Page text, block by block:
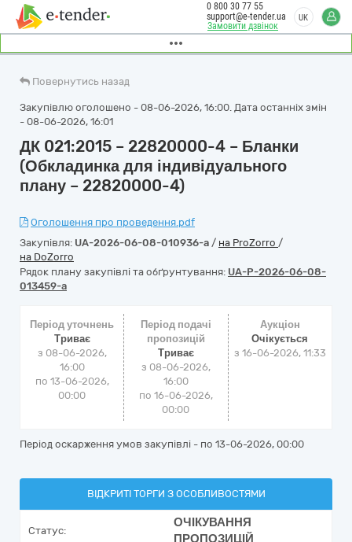
Замовити дзвінок
0 800 30 77 55
support@e-tender.ua
UK
Повернутись назад
Закупівлю оголошено - 08-06-2026, 16:00. Дата останніх змін
- 08-06-2026, 16:01
ДК 021:2015 – 22820000-4 – Бланки
(Обкладинка для індивідуального
плану – 22820000-4)
Оголошення про проведення.pdf
Закупівля: UA-2026-06-08-010936-a / на ProZorro /
на DoZorro
Рядок плану закупівлі та обґрунтування: UA-P-2026-06-08-
013459-a
Період уточнень
Триває
з 08-06-2026,
16:00
по 13-06-2026,
00:00
Період подачі
пропозицій
Триває
з 08-06-2026,
16:00
по 16-06-2026,
00:00
Аукціон
Очікується
з 16-06-2026, 11:33
Період оскарження умов закупівлі - по 13-06-2026, 00:00
ВІДКРИТІ ТОРГИ З ОСОБЛИВОСТЯМИ
Статус:
ОЧІКУВАННЯ
ПРОПОЗИЦІЙ